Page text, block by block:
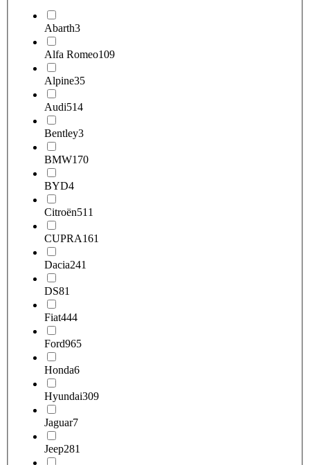
Abarth3
Alfa Romeo109
Alpine35
Audi514
Bentley3
BMW170
BYD4
Citroën511
CUPRA161
Dacia241
DS81
Fiat444
Ford965
Honda6
Hyundai309
Jaguar7
Jeep281